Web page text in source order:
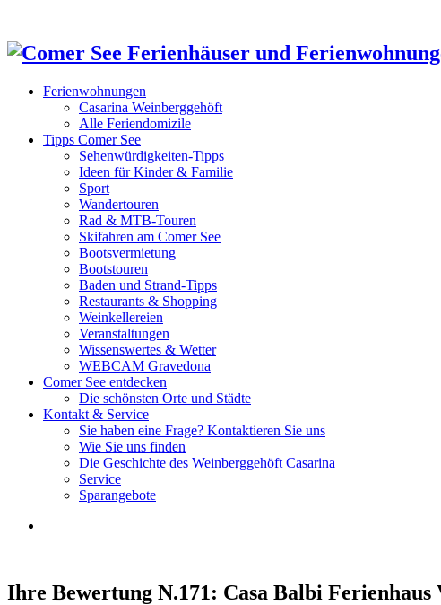
Ferienwohnungen
Casarina Weinberggehöft
Alle Feriendomizile
Tipps Comer See
Sehenwürdigkeiten-Tipps
Ideen für Kinder & Familie
Sport
Wandertouren
Rad & MTB-Touren
Skifahren am Comer See
Bootsvermietung
Bootstouren
Baden und Strand-Tipps
Restaurants & Shopping
Weinkellereien
Veranstaltungen
Wissenswertes & Wetter
WEBCAM Gravedona
Comer See entdecken
Die schönsten Orte und Städte
Kontakt & Service
Sie haben eine Frage? Kontaktieren Sie uns
Wie Sie uns finden
Die Geschichte des Weinberggehöft Casarina
Service
Sparangebote
Ihre Bewertung N.171: Casa Balbi Ferienhaus